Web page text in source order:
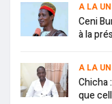
A LA
Ceni
à la
A LA
Chicha
que